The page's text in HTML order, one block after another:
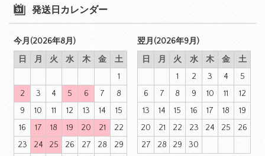
発送日カレンダー
今月(2026年8月)
日
月 火 水 木 金
土
1
2
3 4 5 6 7
8
9
10 11 12 13 14
15
16
17 18 19 20 21
22
23
24 25 26 27 28
29
翌月(2026年9月)
日
月 火 水 木 金
土
1
2 3 4
5
6
7 8 9 10 11
12
13
14 15 16 17 18
19
20
21 22 23 24 25
26
27
28 29 30